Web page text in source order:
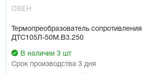
ОВЕН
Термопреобразователь сопротивления
ДТС105Л-50М.В3.250
В наличии 3 шт
Срок производства 3 дня